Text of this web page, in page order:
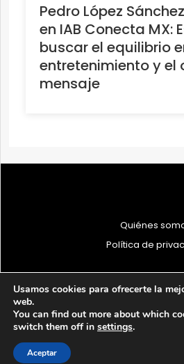
Pedro López
en IAB Conecta MX:
buscar el equilibrio
entretenimiento y el
mensaje
Quiénes
Política de
© 1997 - 2026 PRODU - Todos
Usamos cookies para ofrecerte la
web.
You can find out more about which
switch them off in settings.
Aceptar